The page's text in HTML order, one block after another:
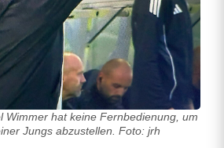
Wimmer hat keine Fernbedienung, um
Jungs abzustellen. Foto: jrh